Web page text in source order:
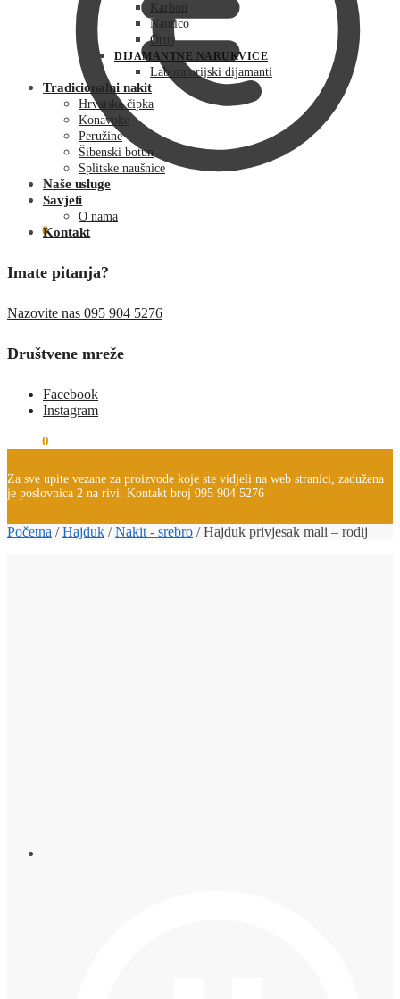
0.00 0
Karbon
Nautico
Orus
DIJAMANTNE NARUKVICE
Laboratorijski dijamanti
Tradicionalni nakit
Hrvatska čipka
Konavoke
Peružine
Šibenski botun
Splitske naušnice
Naše usluge
Savjeti
O nama
Kontakt
Imate pitanja?
Nazovite nas 095 904 5276
Društvene mreže
Facebook
Instagram
0
Za sve upite vezane za proizvode koje ste vidjeli na web stranici, zadužena
je poslovnica 2 na rivi. Kontakt broj 095 904 5276
Početna /Hajduk /Nakit - srebro /Hajduk privjesak mali – rodij